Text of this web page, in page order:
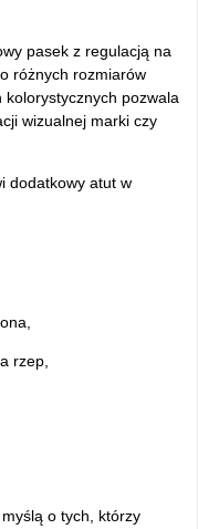
pasek z regulacją na
różnych rozmiarów
kolorystycznych pozwala
wizualnej marki czy
dodatkowy atut w
rzep,
o tych, którzy